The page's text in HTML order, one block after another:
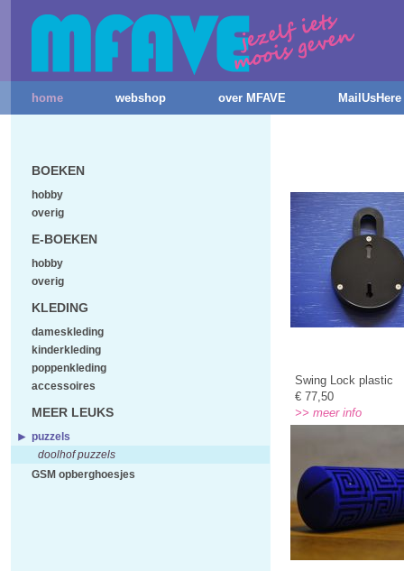
home webshop over MFAVE MailUsHere
Swing Lock plastic
€ 77,50
>> meer info
BOEKEN
hobby
overig
E-BOEKEN
hobby
overig
KLEDING
dameskleding
kinderkleding
poppenkleding
accessoires
MEER LEUKS
puzzels
doolhof puzzels
GSM opberghoesjes